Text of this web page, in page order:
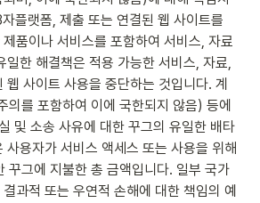
플랫폼, 제출 또는 연결된 웹 사이트를
품이나 서비스를 포함하여 서비스, 자료
일한 해결책은 적용 가능한 서비스, 자료,
웹 사이트 사용을 중단하는 것입니다. 계
의를 포함하여 이에 국한되지 않음) 등에
및 소송 사유에 대한 꾸그의 유일한 배타
사용자가 서비스 액세스 또는 사용을 위해
꾸그에 지불한 총 금액입니다. 일부 국가
과적 또는 우연적 손해에 대한 책임의 예